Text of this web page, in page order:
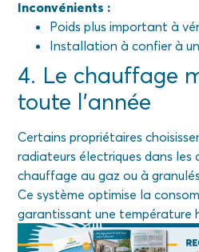
Inconvénients :
Poids plus important à
Installation à confier à
4. Le chauffage
toute l’année
Certains propriétaires
radiateurs électriques dans les
chauffage au gaz ou à
Ce système optimise la
garantissant une température